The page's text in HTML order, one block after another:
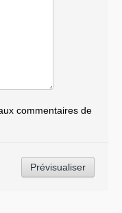
commentaires de